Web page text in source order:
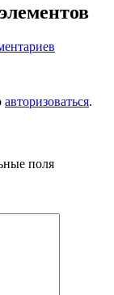
авторизоваться.
поля